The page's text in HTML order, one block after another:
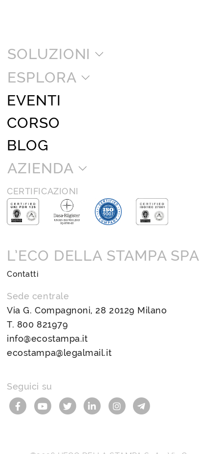
SOLUZIONI
ESPLORA
EVENTI
CORSO
BLOG
AZIENDA
CERTIFICAZIONI
L’ECO DELLA STAMPA SPA
Contatti
Sede centrale
Via G. Compagnoni, 28 20129 Milano
T. 800 821979
info@ecostampa.it
ecostampa@legalmail.it
Seguici su